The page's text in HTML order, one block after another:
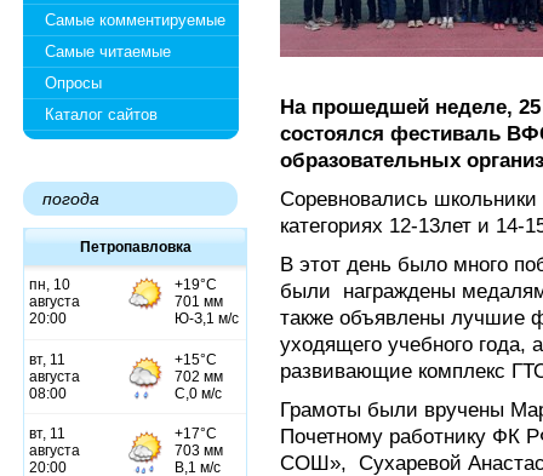
Самые комментируемые
Самые читаемые
Опросы
Каталог сайтов
погода
Петропавловка
На прошедшей неделе,
состоялся фестиваль
образовательных
Соревновались
категориях 12-13лет и 14-
В этот день было много
были награждены
также объявлены лучшие
уходящего учебного года,
развивающие комплекс
Грамоты были вручены
Почетному работнику ФК
СОШ», Сухаревой